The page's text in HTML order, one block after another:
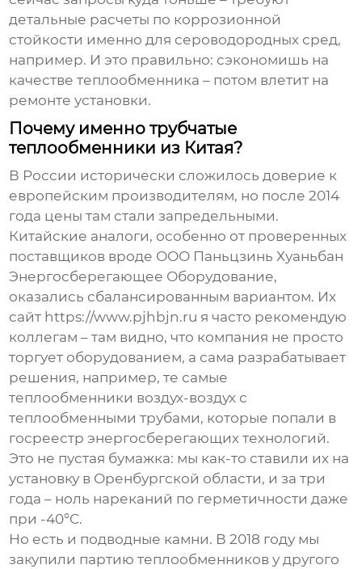
детальные расчеты по коррозионной
стойкости именно для сероводородных сред,
например. И это правильно: сэкономишь на
качестве теплообменника – потом влетит на
ремонте установки.
Почему именно трубчатые
теплообменники из Китая?
В России исторически сложилось доверие к
европейским производителям, но после 2014
года цены там стали запредельными.
Китайские аналоги, особенно от проверенных
поставщиков вроде ООО Паньцзинь Хуаньбан
Энергосберегающее Оборудование,
оказались сбалансированным вариантом. Их
сайт https://www.pjhbjn.ru я часто рекомендую
коллегам – там видно, что компания не просто
торгует оборудованием, а сама разрабатывает
решения, например, те самые
теплообменники воздух-воздух с
теплообменными трубами, которые попали в
госреестр энергосберегающих технологий.
Это не пустая бумажка: мы как-то ставили их на
установку в Оренбургской области, и за три
года – ноль нареканий по герметичности даже
при -40°C.
Но есть и подводные камни. В 2018 году мы
закупили партию теплообменников у другого